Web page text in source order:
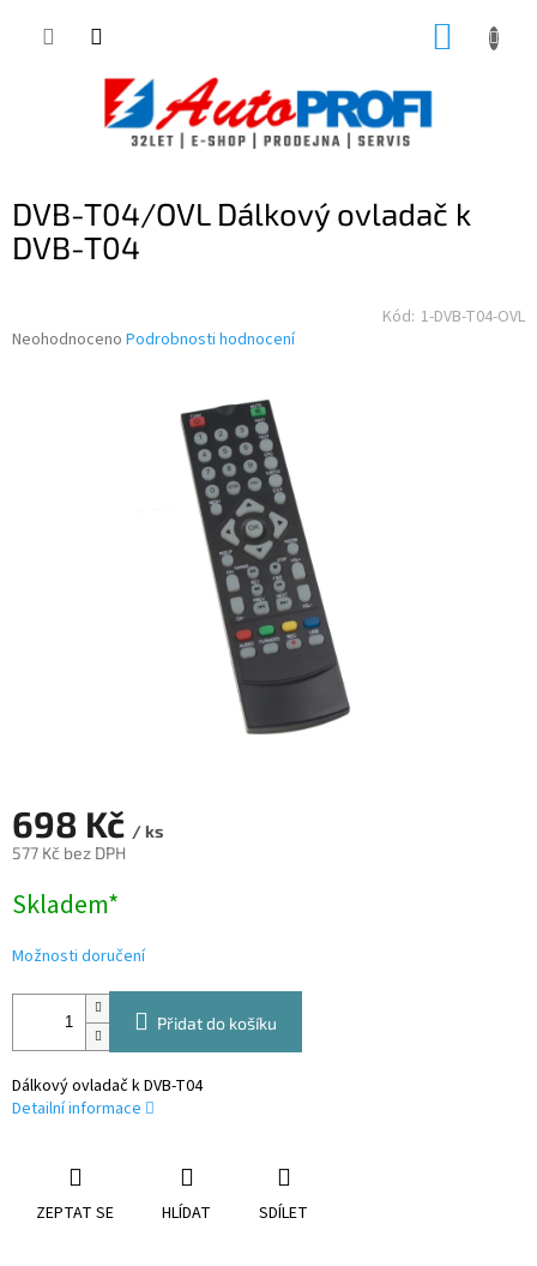
DVB-T04/OVL Dálkový ovladač k
DVB-T04
Kód: 1-DVB-T04-OVL
Průměrné
Neohodnoceno Podrobnosti hodnocení
698 Kč / ks
577 Kč bez DPH
cena:
Skladem*
Možnosti doručení
Přidat do košíku
Dálkový ovladač k DVB-T04
Detailní informace
ZEPTAT SE HLÍDAT SDÍLET